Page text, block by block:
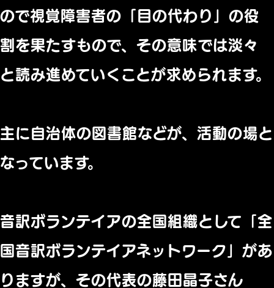
ので視覚障害者の「目の代わり」の役
割を果たすもので、その意味では淡々
と読み進めていくことが求められます。
主に自治体の図書館などが、活動の場と
なっています。
音訳ボランテイアの全国組織として「全
国音訳ボランテイアネットワーク」があ
りますが、その代表の藤田晶子さん